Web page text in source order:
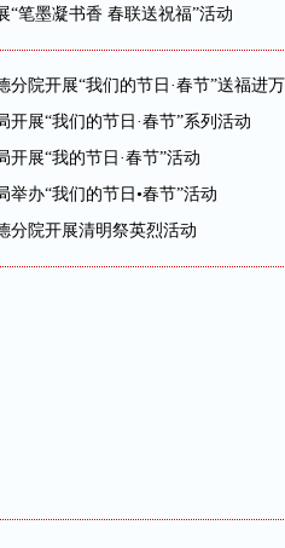
“笔墨凝书香 春联送祝福”活动
分院开展“我们的节日·春节”送福进
开展“我们的节日·春节”系列活动
开展“我的节日·春节”活动
举办“我们的节日•春节”活动
分院开展清明祭英烈活动